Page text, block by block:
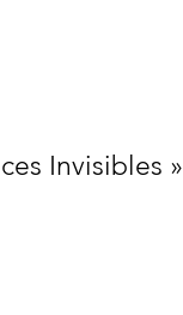
Invisibles »